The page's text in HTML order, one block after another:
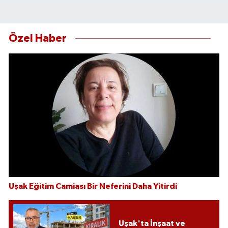
Özel Haber
Uşak Eğitim Camiası Bir Neferini Daha Yitirdi
Uşak'ta İnşaat ve